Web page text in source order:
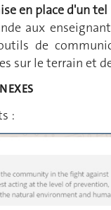
en place d'un
aux
de
sur le terrain et
: